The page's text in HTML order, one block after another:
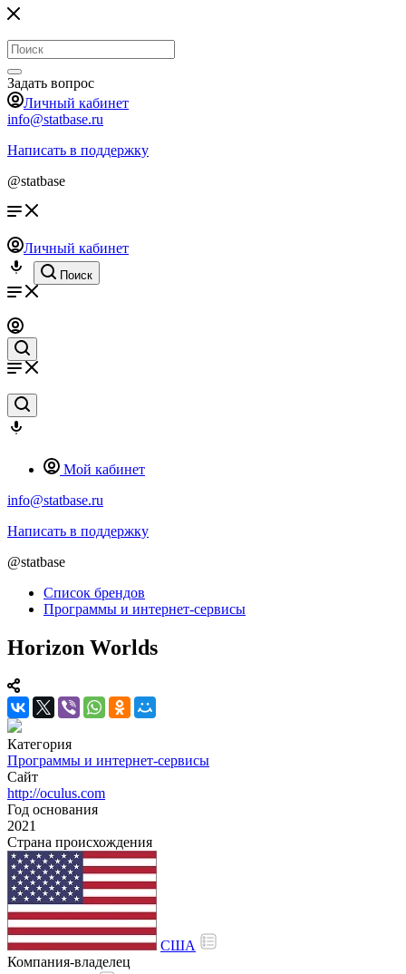
Задать вопрос
Личный кабинет
info@statbase.ru
Написать в поддержку
@statbase
Личный кабинет
Поиск
Мой кабинет
info@statbase.ru
Написать в поддержку
@statbase
Список брендов
Программы и интернет-сервисы
Horizon Worlds
Категория
Программы и интернет-сервисы
Сайт
http://oculus.com
Год основания
2021
Страна происхождения
США
Компания-владелец